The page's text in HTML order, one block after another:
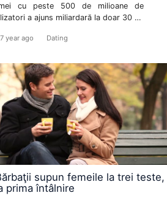
cu peste 500 de milioane de
a ajuns miliardară la doar 30 de
hărțuire sexual și discriminare.
7 year ago Dating
supun femeile la trei teste,
prima întâlnire